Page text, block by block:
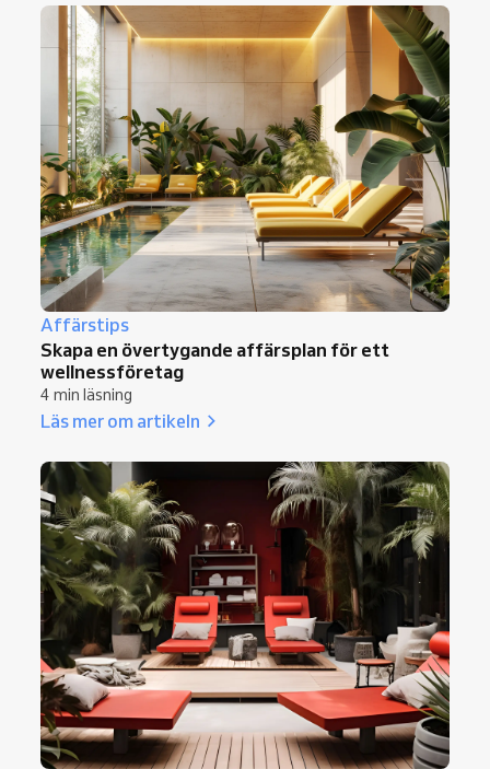
Affärstips
Skapa en övertygande affärsplan för ett
wellnessföretag
4 min läsning
Läs mer om artikeln